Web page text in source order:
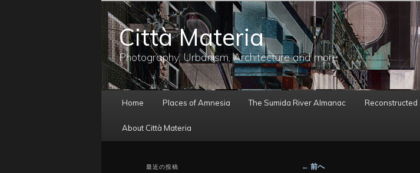
Città Materia
Photography, Urbanism, Architecture and more
ニ
Home Places of Amnesia The Sumida River Almanac Reconstructed
About Città Materia
投← 前へ
最近の投稿